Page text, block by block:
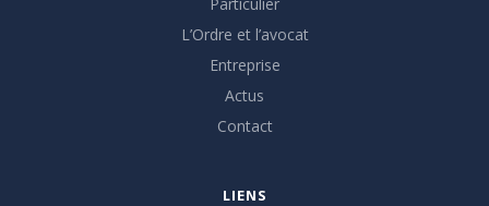
L’Ordre et l’avocat
Entreprise
Actus
Contact
LIENS